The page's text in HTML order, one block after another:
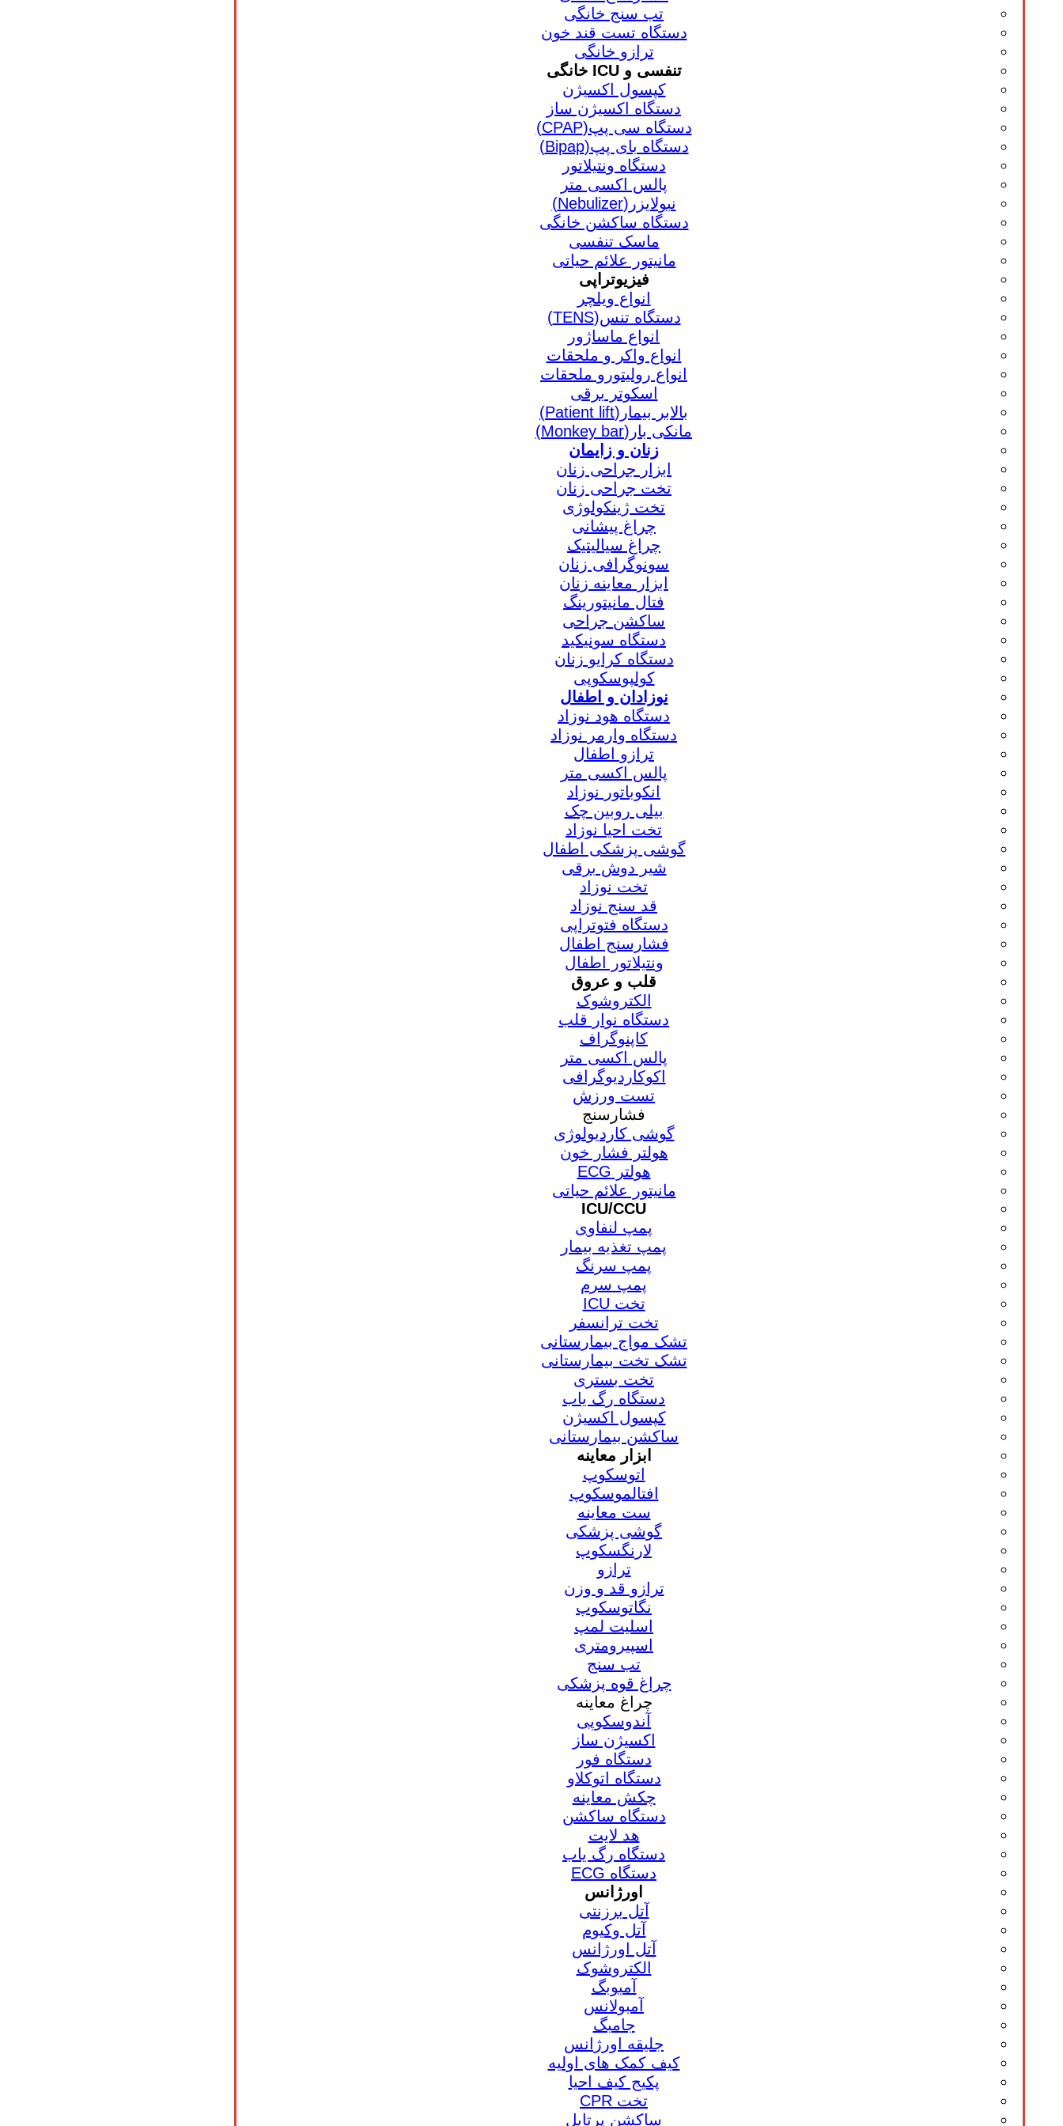
تب سنج خانگی
دستگاه تست قند خون
ترازو خانگی
تنفسی و ICU خانگی
کپسول اکسیژن
دستگاه اکسیژن ساز
دستگاه سی پپ(CPAP)
دستگاه بای پپ(Bipap)
دستگاه ونتیلاتور
پالس اکسی متر
نبولایزر(Nebulizer)
دستگاه ساکشن خانگی
ماسک تنفسی
مانیتور علائم حیاتی
فیزیوتراپی
انواع ویلچر
دستگاه تنس(TENS)
انواع ماساژور
انواع واکر و ملحقات
انواع رولیتورو ملحقات
اسکوتر برقی
بالابر بیمار(Patient lift)
مانکی بار(Monkey bar)
زنان و زایمان
ابزار جراحی زنان
تخت جراحی زنان
تخت ژینکولوژی
چراغ پیشانی
چراغ سیالیتیک
سونوگرافی زنان
ابزار معاینه زنان
فتال مانیتورینگ
ساکشن جراحی
دستگاه سونیکید
دستگاه کرایو زنان
کولپوسکوپی
نوزادان و اطفال
دستگاه هود نوزاد
دستگاه وارمر نوزاد
ترازو اطفال
پالس اکسی متر
انکوباتور نوزاد
بیلی روبین چک
تخت احیا نوزاد
گوشی پزشکی اطفال
شیر دوش برقی
تخت نوزاد
قد سنج نوزاد
دستگاه فتوتراپی
فشارسنج اطفال
ونتیلاتور اطفال
قلب و عروق
الکتروشوک
دستگاه نوار قلب
کاپنوگراف
پالس اکسی متر
اکوکاردیوگرافی
تست ورزش
فشارسنج
گوشی کاردیولوژی
هولتر فشار خون
هولتر ECG
مانیتور علائم حیاتی
ICU/CCU
پمپ لنفاوی
پمپ تغذیه بیمار
پمپ سرنگ
پمپ سرم
تخت ICU
تخت ترانسفر
تشک مواج بیمارستانی
تشک تخت بیمارستانی
تخت بستری
دستگاه رگ یاب
کپسول اکسیژن
ساکشن بیمارستانی
ابزار معاینه
اتوسکوپ
افتالموسکوپ
ست معاینه
گوشی پزشکی
لارنگسکوپ
ترازو
ترازو قد و وزن
نگاتوسکوپ
اسلیت لمپ
اسپیرومتری
تب سنج
چراغ قوه پزشکی
چراغ معاینه
آندوسکوپی
اکسیژن ساز
دستگاه فور
دستگاه اتوکلاو
چکش معاینه
دستگاه ساکشن
هد لایت
دستگاه رگ یاب
دستگاه ECG
اورژانس
آتل برزنتی
آتل وکیوم
آتل اورژانس
الکتروشوک
آمبوبگ
آمبولانس
جامبگ
جلیقه اورژانس
کیف کمک های اولیه
پکیج کیف احیا
تخت CPR
ساکشن پرتابل